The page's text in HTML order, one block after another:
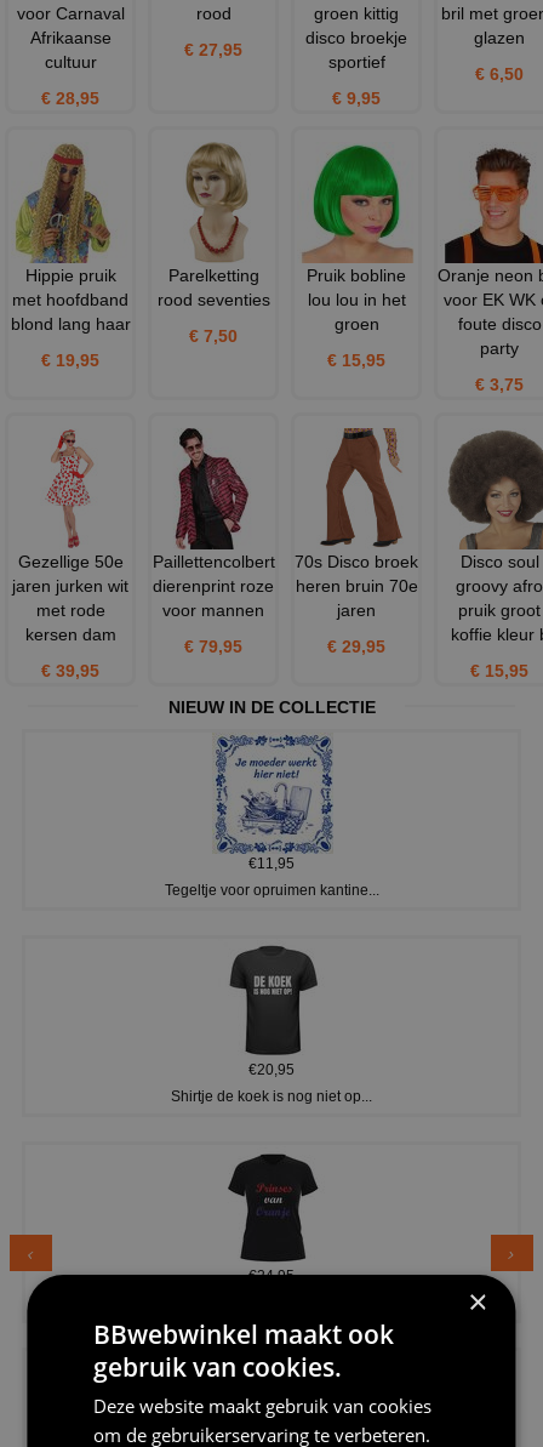
voor Carnaval
Afrikaanse
cultuur
€ 28,95
rood
€ 27,95
groen kittig
disco broekje
sportief
€ 9,95
bril met
glazen
€ 6,50
Hippie pruik
met hoofdband
blond lang haar
€ 19,95
Parelketting
rood seventies
€ 7,50
Pruik bobline
lou lou in het
groen
€ 15,95
Oranje neon
voor EK WK
foute disco
party
€ 3,75
Gezellige 50e
jaren jurken wit
met rode
kersen dam
€ 39,95
Paillettencolbert
dierenprint roze
voor mannen
€ 79,95
70s Disco broek
heren bruin 70e
jaren
€ 29,95
Disco soul
groovy afro
pruik groot
koffie kleur
€ 15,95
NIEUW IN DE COLLECTIE
€11,95
Tegeltje voor opruimen kantine...
€20,95
Shirtje de koek is nog niet op...
€24,95
×
BBwebwinkel maakt ook
gebruik van cookies.
Deze website maakt gebruik van cookies
om de gebruikerservaring te verbeteren.